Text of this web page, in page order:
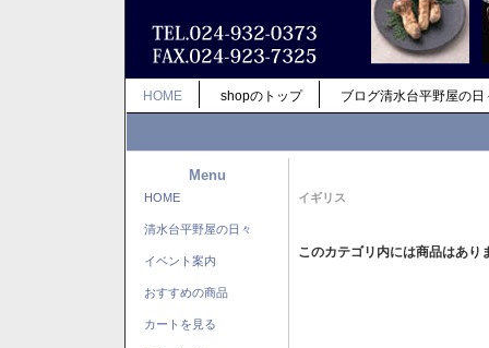
HOME shopのトップ ブログ清水台平野屋の日
Menu
HOME
清水台平野屋の日々
イベント案内
おすすめの商品
カートを見る
イギリス
このカテゴリ内には商品はあり